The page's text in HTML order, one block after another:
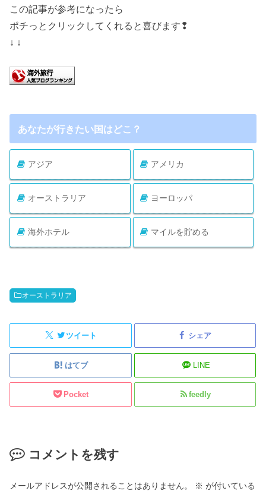
この記事が参考になったら
ポチっとクリックしてくれると喜びます❢
↓ ↓
あなたが行きたい国はどこ？
アジア アメリカ
オーストラリア ヨーロッパ
海外ホテル マイルを貯める
オーストラリア
ツイート シェア
はてブ LINE
Pocket feedly
コメントを残す
メールアドレスが公開されることはありません。 ※ が付いている